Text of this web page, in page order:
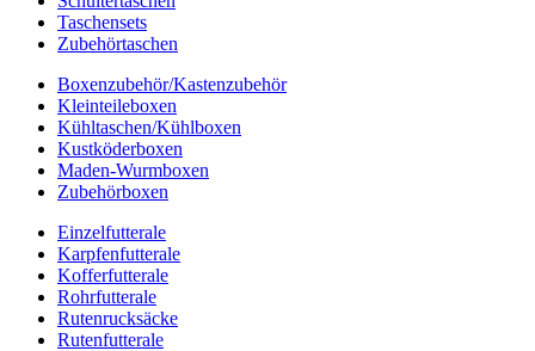
Taschensets
Zubehörtaschen
Boxenzubehör/Kastenzubehör
Kleinteileboxen
Kühltaschen/Kühlboxen
Kustköderboxen
Maden-Wurmboxen
Zubehörboxen
Einzelfutterale
Karpfenfutterale
Kofferfutterale
Rohrfutterale
Rutenrucksäcke
Rutenfutterale